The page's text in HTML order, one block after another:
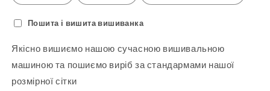
Пошита і вишита вишиванка
Якісно вишиємо нашою сучасною вишивальною
машиною та пошиємо виріб за стандармами нашої
розмірної сітки